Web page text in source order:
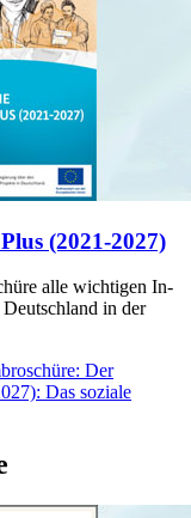
(2021-2027)
al­le wich­ti­gen In­
in der
Der
Das soziale